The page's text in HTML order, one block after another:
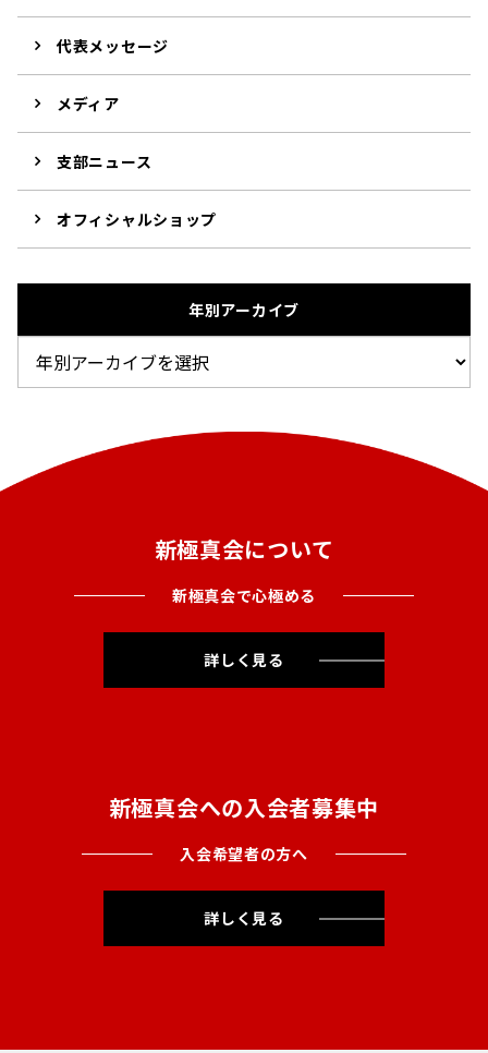
代表メッセージ
メディア
支部ニュース
オフィシャルショップ
年別アーカイブ
新極真会について
新極真会で心極める
詳しく見る
新極真会への入会者募集中
入会希望者の方へ
詳しく見る